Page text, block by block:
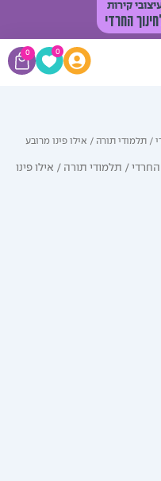
0
0 עגלת
קניות
תורה/ אילו פינו מרובע
/תלמודי תורה/ אילו פינו